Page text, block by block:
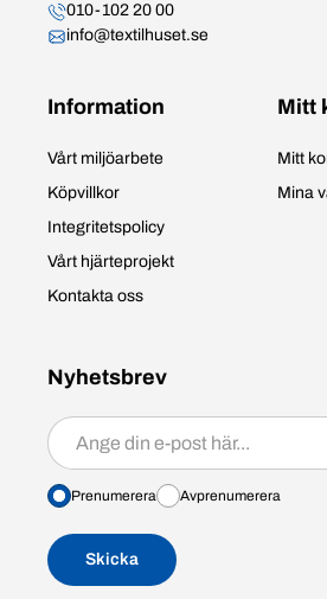
010-102 20 00
info@textilhuset.se
Information
Vårt miljöarbete
Köpvillkor
Integritetspolicy
Vårt hjärteprojekt
Kontakta oss
Mitt
Mitt
Mina
Nyhetsbrev
Prenumerera/avprenumerera
Prenumerera Avprenumerera
Skicka